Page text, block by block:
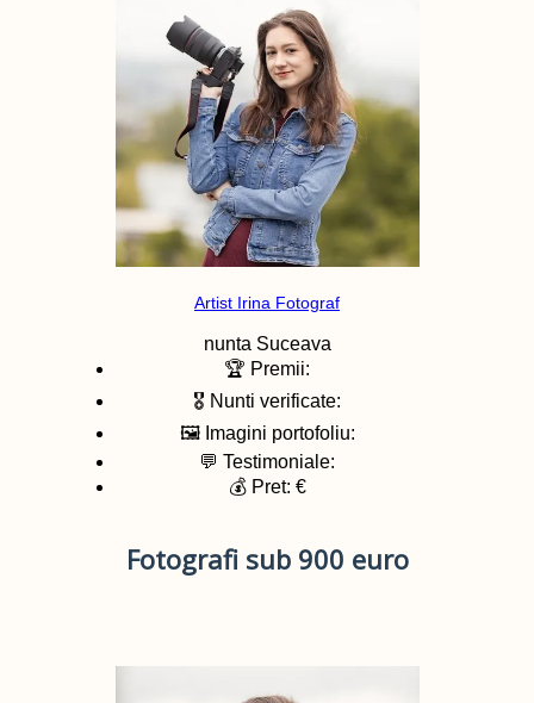
Artist Irina Fotograf
nunta Suceava
🏆 Premii:
🎖️ Nunti verificate:
🖼️ Imagini portofoliu:
💬 Testimoniale:
💰 Pret: €
Fotografi sub 900 euro